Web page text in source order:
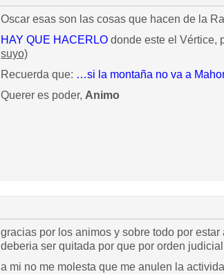
Oscar esas son las cosas que hacen de la
HAY QUE HACERLO donde este el Vértice,
suyo)
Recuerda que: …si la montaña no va a
Querer es poder, Animo
gracias por los animos y sobre todo por
deberia ser quitada por que por orden
a mi no me molesta que me anulen la